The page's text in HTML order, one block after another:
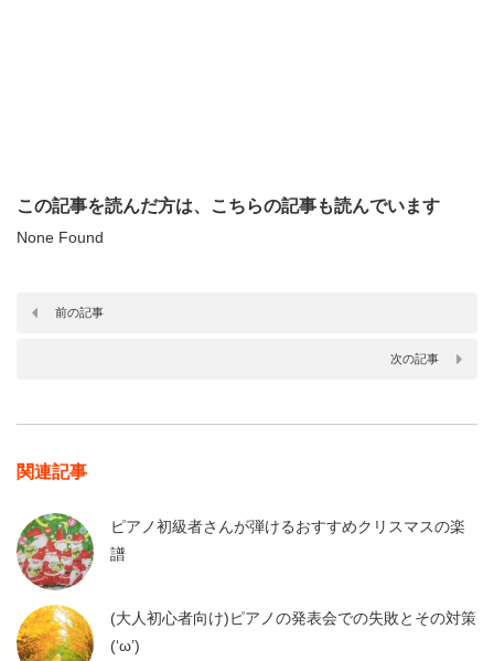
この記事を読んだ方は、こちらの記事も読んでいます
None Found
前の記事
次の記事
関連記事
ピアノ初級者さんが弾けるおすすめクリスマスの楽
譜
(大人初心者向け)ピアノの発表会での失敗とその対策
(‘ω’)